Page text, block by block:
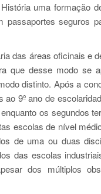
uma formação
seguros
das áreas oficinais e
que desse modo se
distinto. Após a
9º ano de
os segundos
escolas de nível
de uma ou duas
das escolas
dos múltiplos